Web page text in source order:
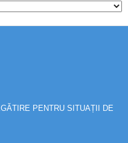
PENTRU SITUAȚII DE